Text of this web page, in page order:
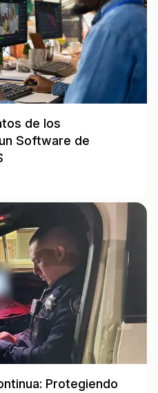
de los
Software de
Protegiendo